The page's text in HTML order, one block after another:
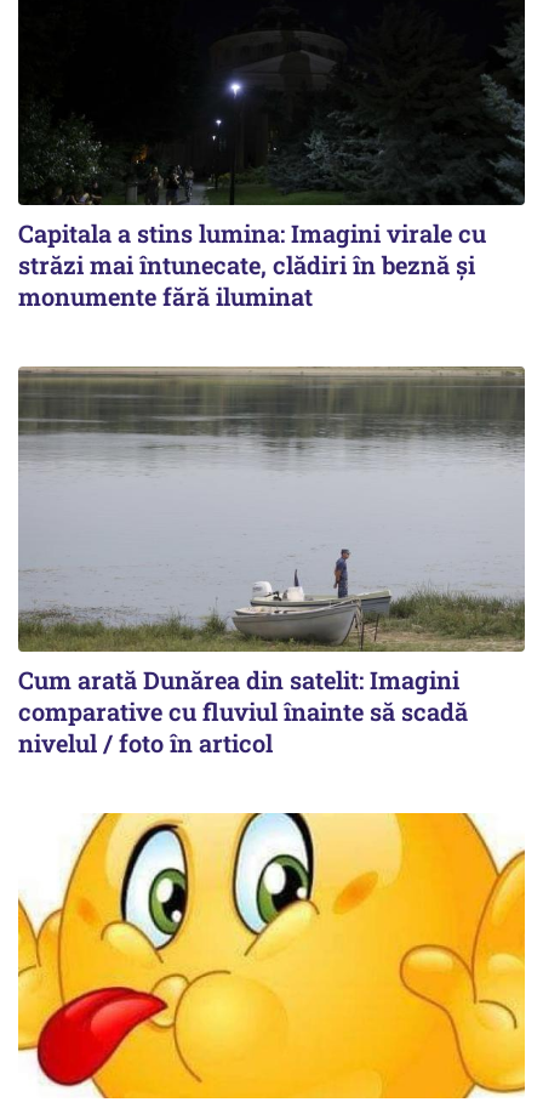
Capitala a stins lumina: Imagini virale cu
străzi mai întunecate, clădiri în beznă și
monumente fără iluminat
Cum arată Dunărea din satelit: Imagini
comparative cu fluviul înainte să scadă
nivelul / foto în articol